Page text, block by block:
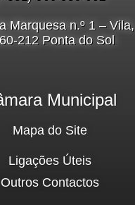
Marquesa n.º 1 – Vila,
212 Ponta do Sol
Municipal
Mapa do Site
Ligações Úteis
Outros Contactos